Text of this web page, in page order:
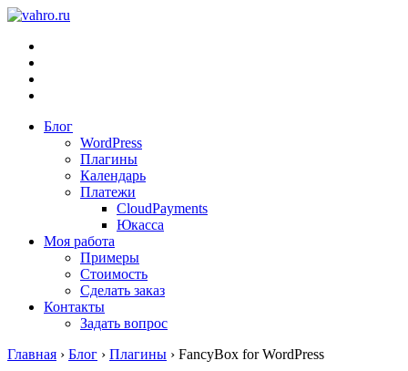
Блог
WordPress
Плагины
Календарь
Платежи
CloudPayments
Юкасса
Моя работа
Примеры
Стоимость
Сделать заказ
Контакты
Задать вопрос
Главная › Блог › Плагины › FancyBox for WordPress